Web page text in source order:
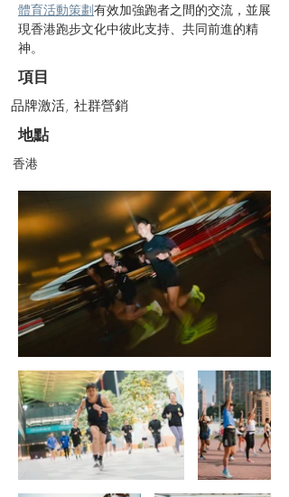
體育活動策劃有效加強跑者之間的交流，並展
現香港跑步文化中彼此支持、共同前進的精
神。
項目
品牌激活, 社群營銷
地點
香港